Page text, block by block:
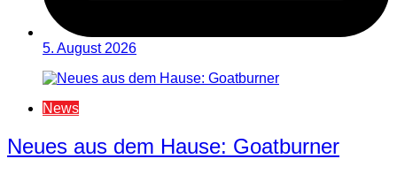
5. August 2026
News
Neues aus dem Hause: Goatburner